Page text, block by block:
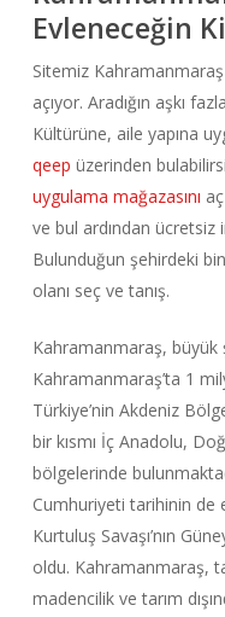
Evleneceğin
Sitemiz Kahramanmaraş
açıyor. Aradığın aşkı
Kültürüne, aile yapına
qeep üzerinden
uygulama mağazasını
ve bul ardından ücretsiz
Bulunduğun şehirdeki
olanı seç ve tanış.
Kahramanmaraş, büyük
Kahramanmaraş’ta 1
Türkiye’nin Akdeniz
bir kısmı İç Anadolu,
bölgelerinde
Cumhuriyeti tarihinin de
Kurtuluş Savaşı’nın
oldu. Kahramanmaraş,
madencilik ve tarım